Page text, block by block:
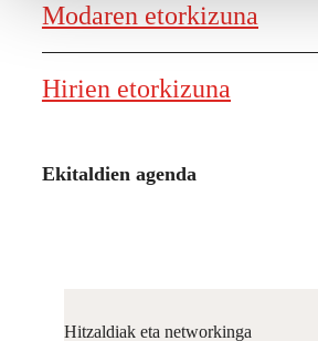
Modaren etorkizuna
Hirien etorkizuna
Ekitaldien agenda
Hitzaldiak eta networkinga